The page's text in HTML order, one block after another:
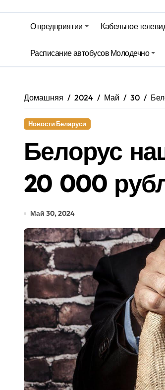
Гороскоп на 6
Молодечно.
О предприятии Кабельное
Расписание автобусов Молодечно
Домашняя 2024 Май 30
Новости Беларуси
Белорус
20 000
Май 30, 2024